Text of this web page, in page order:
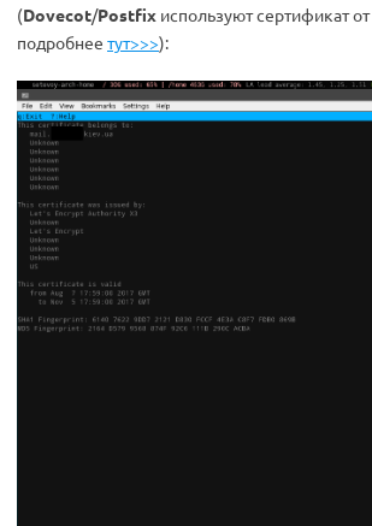
(Dovecot/Postfix используют сертификат от
подробнее тут>>>):